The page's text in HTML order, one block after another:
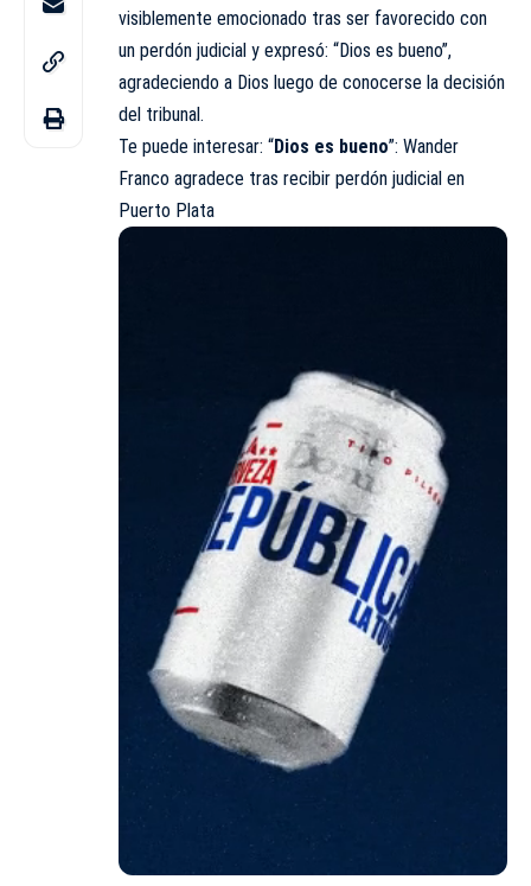
visiblemente emocionado tras ser favorecido con
un perdón judicial y expresó: “Dios es bueno”,
agradeciendo a Dios luego de conocerse la decisión
del tribunal.
Te puede interesar: “Dios es bueno”: Wander
Franco agradece tras recibir perdón judicial en
Puerto Plata